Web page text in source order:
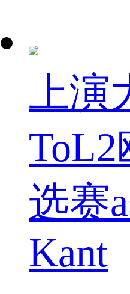
上演
ToL2
选赛
Kant